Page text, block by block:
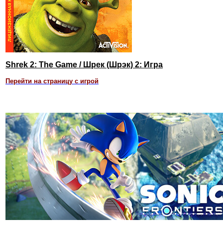
Shrek 2: The Game / Шрек (Шрэк) 2: Игра
Перейти на страницу с игрой